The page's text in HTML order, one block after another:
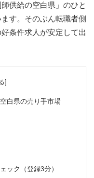
供給の空白県」のひと
す。そのぶん転職者側
条件求人が安定して出
白県の売り手市場
ック（登録3分）